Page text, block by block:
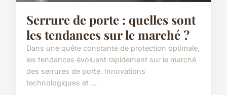
Serrure de porte : quelles sont
les tendances sur le marché ?
Dans une quête constante de protection optimale,
les tendances évoluent rapidement sur le marché
des serrures de porte. Innovations
technologiques et ...